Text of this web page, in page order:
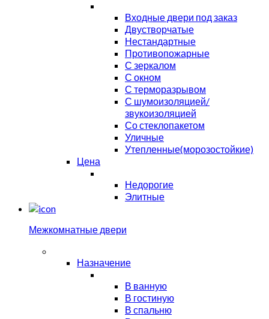
Входные двери под заказ
Двустворчатые
Нестандартные
Противопожарные
С зеркалом
С окном
С терморазрывом
С шумоизоляцией/
звукоизоляцией
Со стеклопакетом
Уличные
Утепленные(морозостойкие)
Цена
Недорогие
Элитные
Межкомнатные двери
Назначение
В ванную
В гостиную
В спальню